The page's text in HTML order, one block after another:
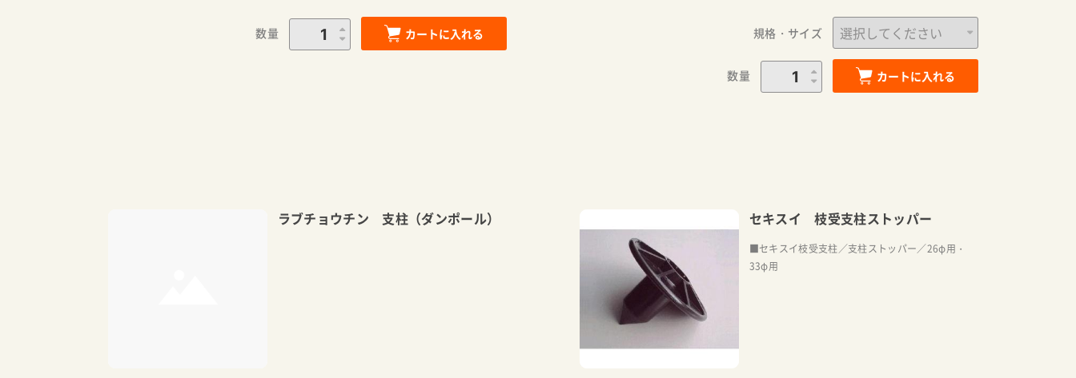
数量 カートに入れる 規格・サイズ
数量 カートに入れる
ラブチョウチン 支柱（ダンポール） セキスイ 枝受支柱ストッパー
■セキスイ枝受支柱／支柱ストッパー／26φ用・
33φ用